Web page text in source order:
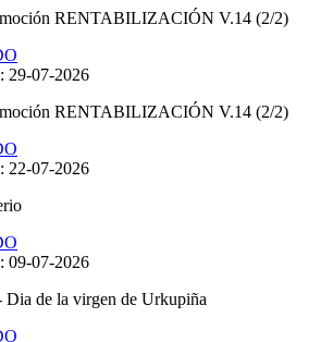
XTIENDE-T
Rompebolsas
Entretenimiento
RENTABILIZACIÓN V.14 (2/2)
29-07-2026
RENTABILIZACIÓN V.14 (2/2)
22-07-2026
09-07-2026
Dia de la virgen de Urkupiña